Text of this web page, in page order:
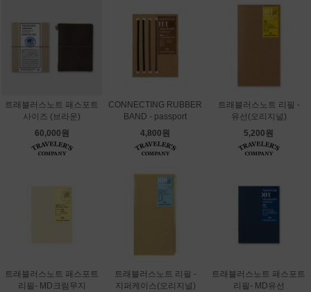
트래블러스노트 패스포트
사이즈 (브라운)
60,000원
CONNECTING RUBBER
BAND - passport
4,800원
트래블러스노트 리필 -
유선(오리지널)
5,200원
트래블러스노트 패스포트
리필- MD크림무지
트래블러스노트 리필 -
지퍼케이스(오리지널)
트래블러스노트 패스포트
리필- MD유선